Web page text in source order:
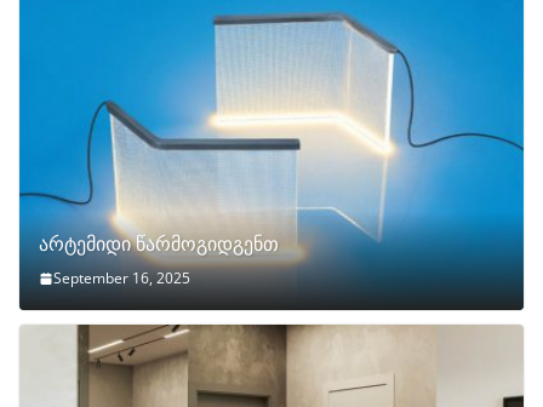
არტემიდი წარმოგიდგენთ
September 16, 2025